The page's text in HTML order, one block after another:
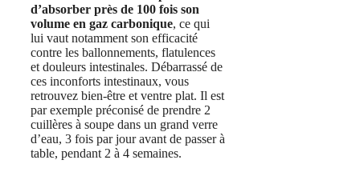
d’absorber près de 100 fois son
volume en gaz carbonique, ce qui
lui vaut notamment son efficacité
contre les ballonnements, flatulences
et douleurs intestinales. Débarrassé de
ces inconforts intestinaux, vous
retrouvez bien-être et ventre plat. Il est
par exemple préconisé de prendre 2
cuillères à soupe dans un grand verre
d’eau, 3 fois par jour avant de passer à
table, pendant 2 à 4 semaines.